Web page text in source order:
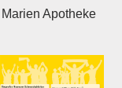
Apotheke